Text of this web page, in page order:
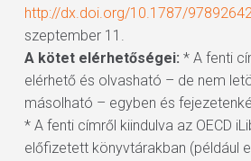
http://dx.doi.org/10.1787/
szeptember 11.
A kötet elérhetőségei: * A fenti
elérhető és olvasható – de nem
másolható – egyben és
* A fenti címről kiindulva az OECD
előfizetett könyvtárakban (például